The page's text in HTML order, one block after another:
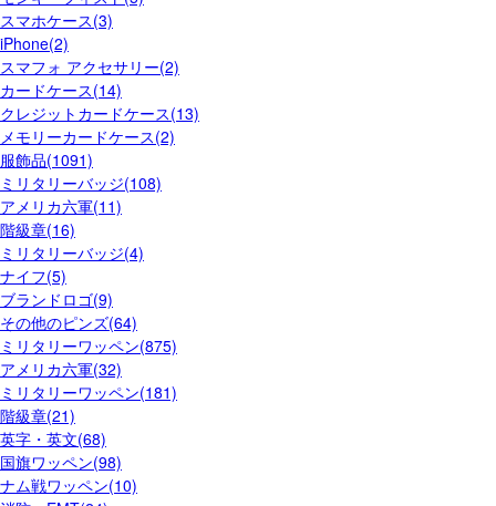
スマホケース(3)
iPhone(2)
スマフォ アクセサリー(2)
カードケース(14)
クレジットカードケース(13)
メモリーカードケース(2)
服飾品(1091)
ミリタリーバッジ(108)
アメリカ六軍(11)
階級章(16)
ミリタリーバッジ(4)
ナイフ(5)
ブランドロゴ(9)
その他のピンズ(64)
ミリタリーワッペン(875)
アメリカ六軍(32)
ミリタリーワッペン(181)
階級章(21)
英字・英文(68)
国旗ワッペン(98)
ナム戦ワッペン(10)